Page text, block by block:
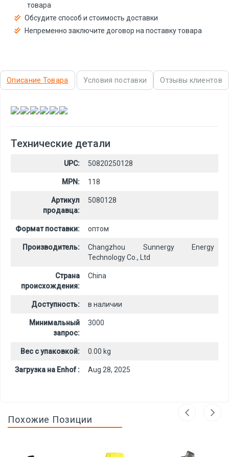
товара
Обсудите способ и стоимость доставки
Непременно заключите договор на поставку товара
Описание Товара Условия поставки Отзывы клиентов
, , , , ,
Технические детали
UPC: 50820250128
MPN: 118
Артикул
продавца:
5080128
Формат поставки: оптом
Производитель:
Changzhou Sunnergy Energy
Technology Co., Ltd
Страна
происхождения:
China
Доступность: в наличии
Минимальный
запрос:
3000
Вес с упаковкой: 0.00 kg
Загрузка на Enhof : Aug 28, 2025
Похожие Позиции